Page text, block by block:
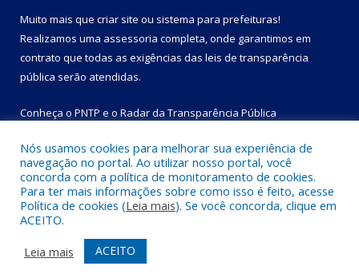
Muito mais que criar site ou sistema para prefeituras!
Realizamos uma assessoria completa, onde garantimos em
contrato que todas as exigências das leis de transparência
pública serão atendidas.
Conheça o PNTP e o Radar da Transparência Pública
Todos os direitos reservados a Prefeitura Municipal de Bom
Jesus do Tocantins.
Mapa do Site
Acessar Área Administrativa
Acessar Webmail
Nós usamos cookies para melhorar sua experiência de
navegação no portal. Ao utilizar nosso portal, você
concorda com a política de monitoramento de cookies.
Para ter mais informações sobre como isso é feito, acesse
Política de cookies (Leia mais). Se você concorda, clique em
ACEITO.
Leia mais
ACEITO